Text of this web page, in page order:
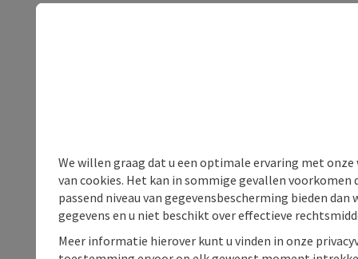
We willen graag dat u een optimale ervaring met
van cookies. Het kan in sommige gevallen voorkomen
passend niveau van gegevensbescherming bieden
gegevens en u niet beschikt over effectieve
Meer informatie hierover kunt u vinden in onze